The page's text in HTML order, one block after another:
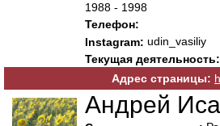
1988 - 1998
Телефон:
Instagram: udin_vasiliy
Текущая деятельность:
Адрес страницы:
Андрей